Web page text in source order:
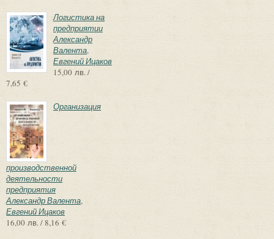
Логистика на
предприятии
Александр
Валента,
Евгений Ицаков
15,00 лв. /
7,65 €
Организация
производственной
деятельности
предприятия
Александр Валента,
Евгений Ицаков
16,00 лв. / 8,16 €